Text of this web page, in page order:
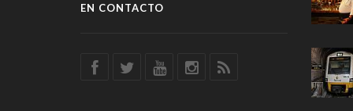
EN CONTACTO